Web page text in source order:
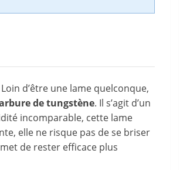
d’être une lame quelconque,
de tungstène. Il s’agit d’un
incomparable, cette lame
elle ne risque pas de se briser
de rester efficace plus